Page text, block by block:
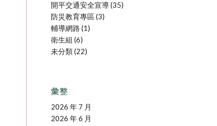
開平交通安全宣導(35)
防災教育專區 (3)
輔導網路 (1)
衛生組 (6)
未分類(22)
彙整
2026 年 7 月
2026 年 6 月